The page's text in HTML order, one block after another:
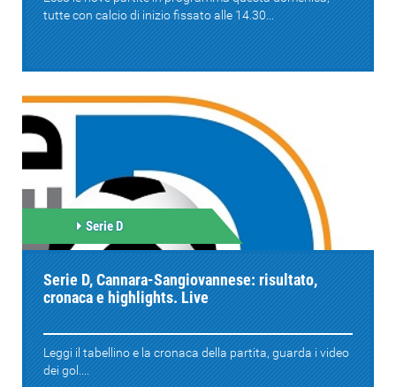
tutte con calcio di inizio fissato alle 14.30...
Serie D
Serie D, Cannara-Sangiovannese: risultato,
cronaca e highlights. Live
Leggi il tabellino e la cronaca della partita, guarda i video
dei gol....